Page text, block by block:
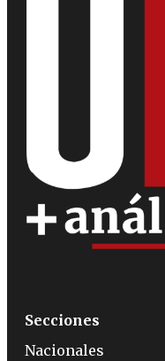
Secciones
Nacionales